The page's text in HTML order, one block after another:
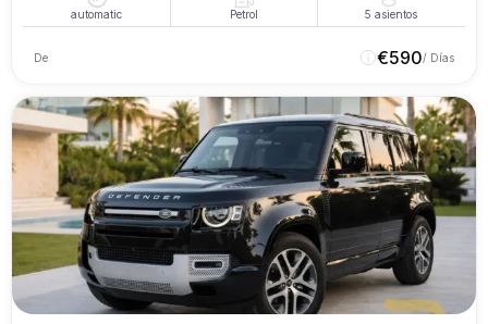
automatic Petrol 5 asientos
De €590/ Días